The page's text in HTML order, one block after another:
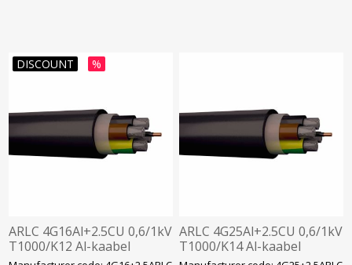
DISCOUNT %
ARLC 4G16Al+2.5CU 0,6/1kV
T1000/K12 Al-kaabel
ARLC 4G25Al+2.5CU 0,6/1kV
T1000/K14 Al-kaabel